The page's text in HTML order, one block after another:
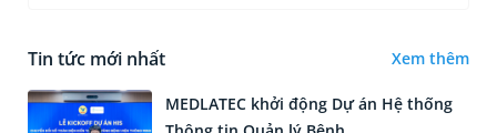
Tin tức mới nhất Xem thêm
MEDLATEC khởi động Dự án Hệ thống